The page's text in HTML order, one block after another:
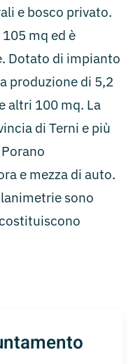
e bosco privato.
mq ed è
Dotato di impianto
produzione di 5,2
altri 100 mq. La
di Terni e più
e mezza di auto.
sono